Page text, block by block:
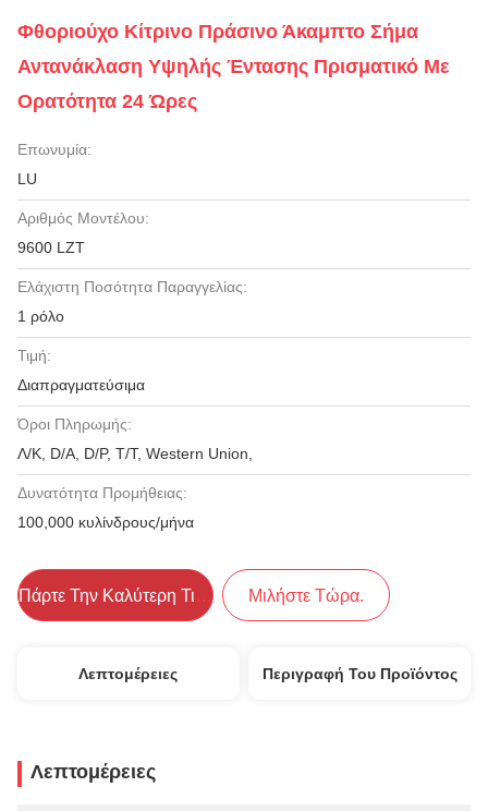
Φθοριούχο Κίτρινο Πράσινο Άκαμπτο Σήμα
Αντανάκλαση Υψηλής Έντασης Πρισματικό Με
Ορατότητα 24 Ώρες
Επωνυμία:
LU
Αριθμός Μοντέλου:
9600 LZT
Ελάχιστη Ποσότητα Παραγγελίας:
1 ρόλο
Τιμή:
Διαπραγματεύσιμα
Όροι Πληρωμής:
Λ/Κ, D/A, D/P, T/T, Western Union,
Δυνατότητα Προμήθειας:
100,000 κυλίνδρους/μήνα
Πάρτε Την Καλύτερη Τιμή Μιλήστε Τώρα.
Λεπτομέρειες Περιγραφή Του Προϊόντος
Λεπτομέρειες